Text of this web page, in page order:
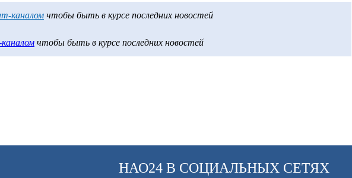
каналом чтобы быть в курсе последних новостей
чтобы быть в курсе последних новостей
НАО24 В СОЦИАЛЬНЫХ СЕТЯХ